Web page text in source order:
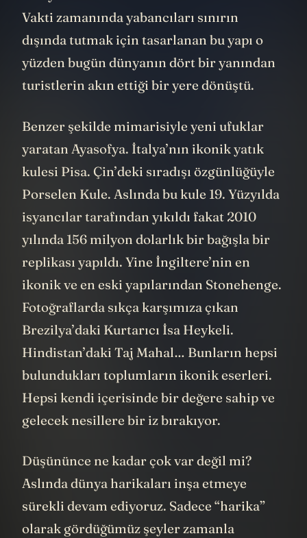
Vakti zamanında yabancıları sınırın
dışında tutmak için tasarlanan bu yapı o
yüzden bugün dünyanın dört bir yanından
turistlerin akın ettiği bir yere dönüştü.
Benzer şekilde mimarisiyle yeni ufuklar
yaratan Ayasofya. İtalya’nın ikonik yatık
kulesi Pisa. Çin’deki sıradışı özgünlüğüyle
Porselen Kule. Aslında bu kule 19. Yüzyılda
isyancılar tarafından yıkıldı fakat 2010
yılında 156 milyon dolarlık bir bağışla bir
replikası yapıldı. Yine İngiltere’nin en
ikonik ve en eski yapılarından Stonehenge.
Fotoğraflarda sıkça karşımıza çıkan
Brezilya’daki Kurtarıcı İsa Heykeli.
Hindistan’daki Taj Mahal… Bunların hepsi
bulundukları toplumların ikonik eserleri.
Hepsi kendi içerisinde bir değere sahip ve
gelecek nesillere bir iz bırakıyor.
Düşününce ne kadar çok var değil mi?
Aslında dünya harikaları inşa etmeye
sürekli devam ediyoruz. Sadece “harika”
olarak gördüğümüz şeyler zamanla